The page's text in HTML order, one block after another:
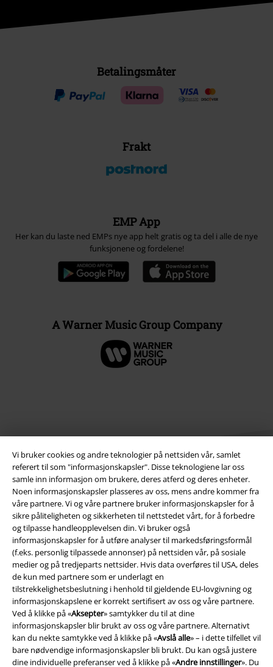
Vi bruker cookies og andre teknologier på nettsiden vår, samlet
referert til som "informasjonskapsler". Disse teknologiene lar oss
samle inn informasjon om brukere, deres atferd og deres enheter.
Noen informasjonskapsler plasseres av oss, mens andre kommer fra
våre partnere. Vi og våre partnere bruker informasjonskapsler for å
sikre påliteligheten og sikkerheten til nettstedet vårt, for å forbedre
og tilpasse handleopplevelsen din. Vi bruker også
informasjonskapsler for å utføre analyser til markedsføringsformål
(f.eks. personlig tilpassede annonser) på nettsiden vår, på sosiale
medier og på tredjeparts nettsider. Hvis data overføres til USA, deles
de kun med partnere som er underlagt en
tilstrekkelighetsbeslutning i henhold til gjeldende EU-lovgivning og
informasjonskapslene er korrekt sertifisert av oss og våre partnere.
Ved å klikke på «Aksepter» samtykker du til at dine
informasjonskapsler blir brukt av oss og våre partnere. Alternativt
kan du nekte samtykke ved å klikke på «Avslå alle» – i dette tilfellet vil
bare nødvendige informasjonskapsler bli brukt. Du kan også justere
dine individuelle preferanser ved å klikke på «Andre innstillinger». Du
Betalingsmåter
Frakt
EMP App
Her kan du laste ned EMPs nye app helt gratis og ta del i alle de nye
funksjonene og fordelene!
A Warner Music Group Company
Juridisk informasjon/Vilkår
Vilkår
Impressum
Konfidensialitetserklæring
Avfallshåndtering og miljøbeskyttelse
Samsvarserklæring
Innstillinger for cookies